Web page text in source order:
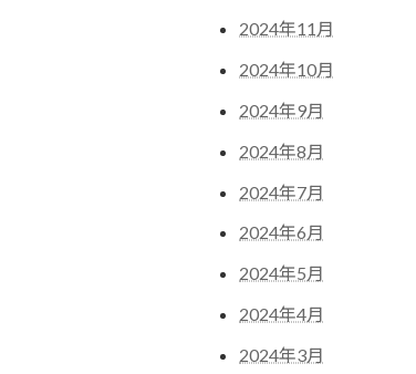
2024年11月
2024年10月
2024年9月
2024年8月
2024年7月
2024年6月
2024年5月
2024年4月
2024年3月